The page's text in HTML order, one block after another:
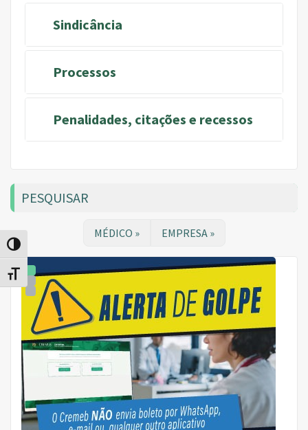
Alternar alto contraste
Alternar tamanho da fonte
Sindicância
Processos
Penalidades, citações e recessos
PESQUISAR
MÉDICO » EMPRESA »
1
2